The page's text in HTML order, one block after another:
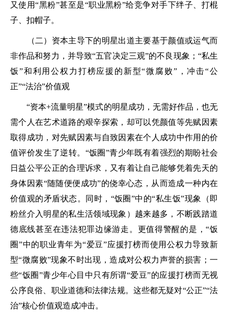
又使用“黑粉”甚至是“职业黑粉”给竞争对手下绊子、打棍
子、扣帽子。
（二）资本主导下的明星出道主要基于颜值或运气而
非作品和努力，并导致“五官决定三观”的不良现象；“私生
饭”和利用公权力打榜应援的新型“微腐败”，冲击“公
正”“法治”价值观
“资本+流量明星”模式的明星成功，无需好作品，也无
需个人在艺术道路的艰辛探索，却可以凭颜值等先赋因素
取得成功，对先赋因素与自致因素在个人成功中作用的价
值评价发生了逆转。“饭圈”青少年既有着强烈的期盼社会
日益公平公正的合理诉求，又有着让自己能够凭着先天的
身体因素“随随便便成功”的侥幸心态，从而造成一种内在
价值观的矛盾状态。同时，“饭圈”中的“私生饭”现象（即
粉丝介入明星的私生活领域现象）越来越多，不断践踏道
德底线甚至在违法犯罪边缘游走。更值得警醒的是，“饭
圈”中的职业青年为“爱豆”应援打榜而使用公权力导致新
型“微腐败”现象不时出现，造成对公权力声誉的损害；一
些“饭圈”青少年心目中只有所谓“爱豆”的应援打榜而无视
公序良俗、职业道德和法律法规。这些都无疑对“公正”“法
治”核心价值观造成冲击。